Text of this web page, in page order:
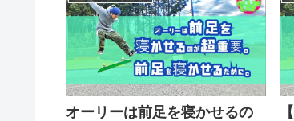
オーリーは前足を寝かせるの